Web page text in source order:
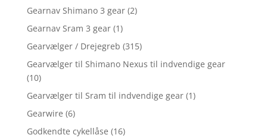
Gearnav Shimano 3 gear (2)
Gearnav Sram 3 gear (1)
Gearvælger / Drejegreb (315)
Gearvælger til Shimano Nexus til indvendige gear
(10)
Gearvælger til Sram til indvendige gear (1)
Gearwire (6)
Godkendte cykellåse (16)